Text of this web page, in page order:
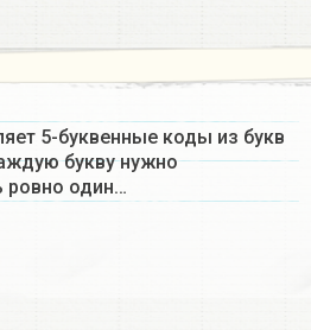
5-буквенные коды из букв
букву нужно
ровно один…